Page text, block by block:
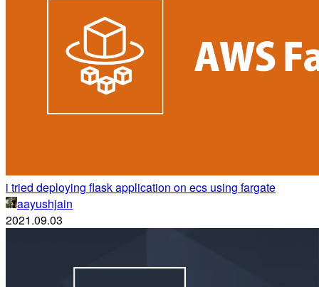
i tried deploying flask application on ecs using fargate
aayushjain
2021.09.03